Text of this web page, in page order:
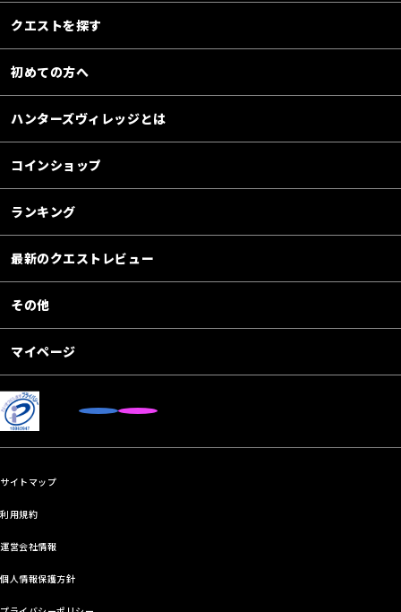
クエストを探す
初めての方へ
ハンターズヴィレッジとは
コインショップ
ランキング
最新のクエストレビュー
その他
マイページ
サイトマップ
利用規約
運営会社情報
個人情報保護方針